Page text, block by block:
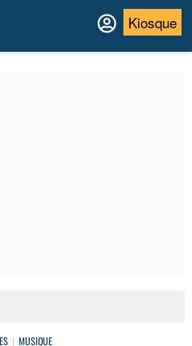
Kiosque
MUSIQUE